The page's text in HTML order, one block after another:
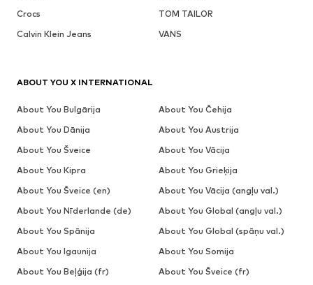
Crocs
TOM TAILOR
Calvin Klein Jeans
VANS
ABOUT YOU X INTERNATIONAL
About You Bulgārija
About You Čehija
About You Dānija
About You Austrija
About You Šveice
About You Vācija
About You Kipra
About You Grieķija
About You Šveice (en)
About You Vācija (angļu val.)
About You Nīderlande (de)
About You Global (angļu val.)
About You Spānija
About You Global (spāņu val.)
About You Igaunija
About You Somija
About You Beļģija (fr)
About You Šveice (fr)